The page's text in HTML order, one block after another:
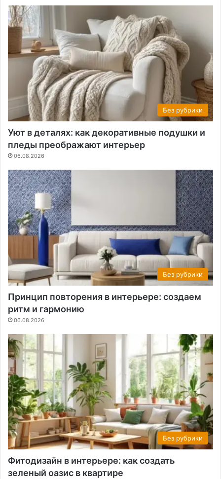
Без рубрики
Уют в деталях: как декоративные подушки и
пледы преображают интерьер
06.08.2026
Без рубрики
Принцип повторения в интерьере: создаем
ритм и гармонию
06.08.2026
Без рубрики
Фитодизайн в интерьере: как создать
зеленый оазис в квартире